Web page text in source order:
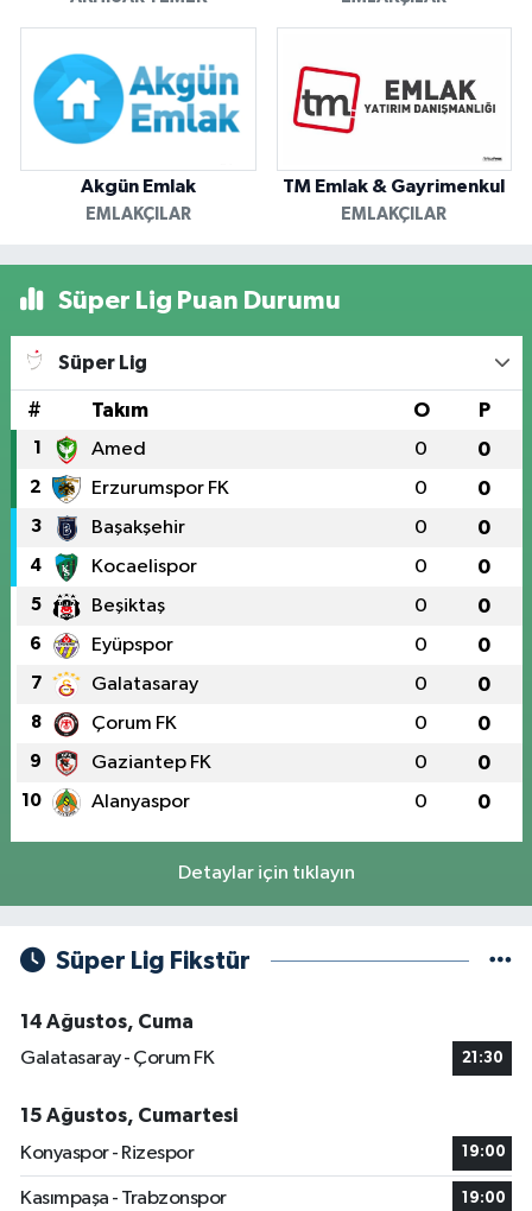
Akgün Emlak
EMLAKÇILAR
TM Emlak & Gayrimenkul
EMLAKÇILAR
Süper Lig Puan Durumu
Süper Lig
# Takım O P
1 Amed 0 0
2 Erzurumspor FK 0 0
3 Başakşehir 0 0
4 Kocaelispor 0 0
5 Beşiktaş 0 0
6 Eyüpspor 0 0
7 Galatasaray 0 0
8 Çorum FK 0 0
9 Gaziantep FK 0 0
10 Alanyaspor 0 0
Detaylar için tıklayın
Süper Lig Fikstür
14 Ağustos, Cuma
Galatasaray - Çorum FK
21:30
15 Ağustos, Cumartesi
Konyaspor - Rizespor
19:00
Kasımpaşa - Trabzonspor 19:00